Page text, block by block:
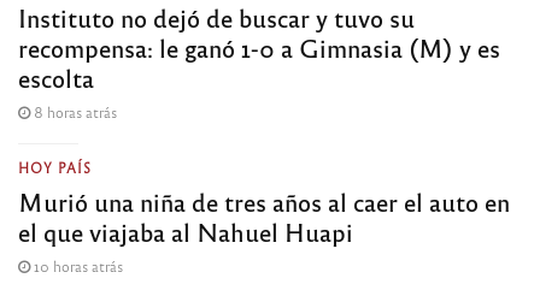
Instituto no dejó de buscar y tuvo su
recompensa: le ganó 1-0 a Gimnasia (M) y es
escolta
8 horas atrás
HOY PAÍS
Murió una niña de tres años al caer el auto en
el que viajaba al Nahuel Huapi
10 horas atrás